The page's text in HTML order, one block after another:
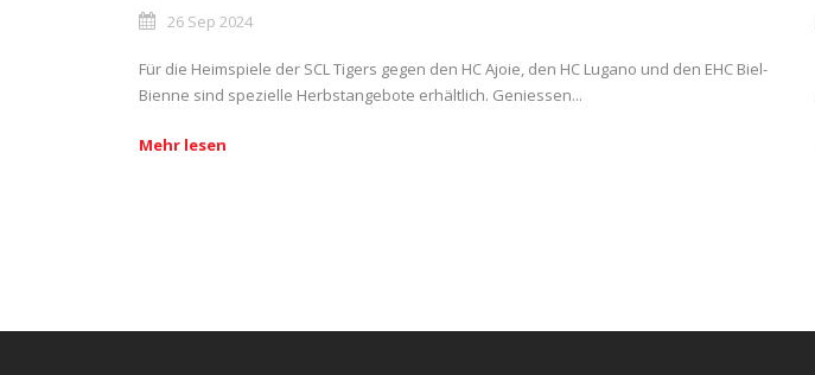
26 Sep 2024
Für die Heimspiele der SCL Tigers gegen den HC Ajoie, den HC Lugano und den EHC Biel-
Bienne sind spezielle Herbstangebote erhältlich. Geniessen...
Mehr lesen